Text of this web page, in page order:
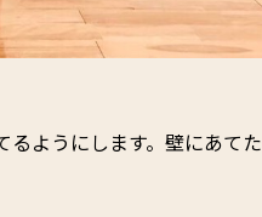
ようにします。壁にあてた